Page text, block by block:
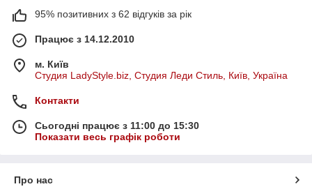
95% позитивних з 62 відгуків за рік
Працює з 14.12.2010
м. Київ
Студия LadyStyle.biz, Студия Леди Стиль, Київ, Україна
Контакти
Сьогодні працює з 11:00 до 15:30
Показати весь графік роботи
Про нас